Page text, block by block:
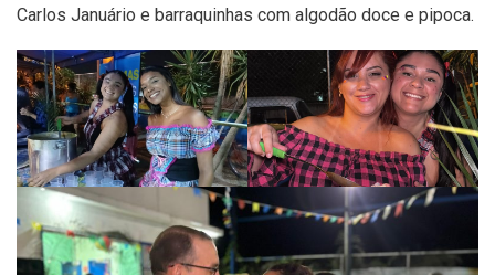
Carlos Januário e barraquinhas com algodão doce e pipoca.